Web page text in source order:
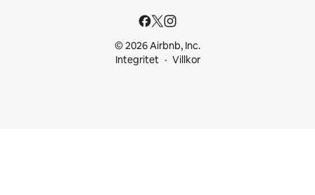
© 2026 Airbnb, Inc.
Integritet
Villkor